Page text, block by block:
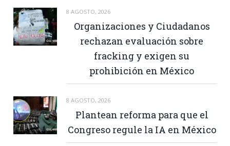
8 AGOSTO, 2026
Organizaciones y Ciudadanos
rechazan evaluación sobre
fracking y exigen su
prohibición en México
8 AGOSTO, 2026
Plantean reforma para que el
Congreso regule la IA en México